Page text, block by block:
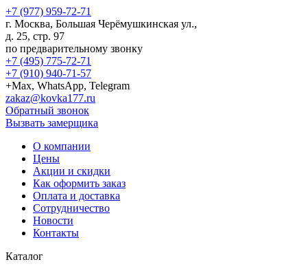
+7 (977) 959-72-71
г. Москва, Большая Черёмушкинская ул.,
д. 25, стр. 97
по предварительному звонку
+7 (495) 775-72-71
+7 (910) 940-71-57
+Max, WhatsApp, Telegram
zakaz@kovka177.ru
Обратный звонок
Вызвать замерщика
О компании
Цены
Акции и скидки
Как оформить заказ
Оплата и доставка
Сотрудничество
Новости
Контакты
Каталог